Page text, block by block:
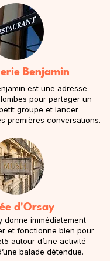
Benjamin
est une adresse
pour partager un
groupe et lancer
premières conversations.
d'Orsay
donne immédiatement
et fonctionne bien pour
autour d’une activité
balade détendue.